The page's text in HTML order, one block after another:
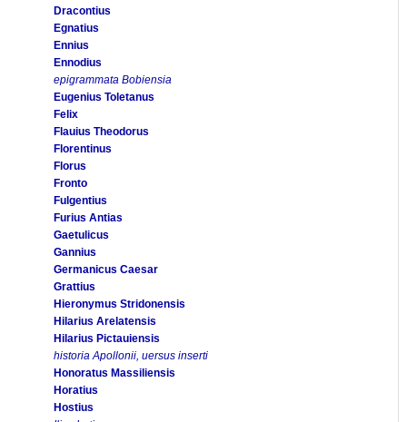
Dracontius
Egnatius
Ennius
Ennodius
epigrammata Bobiensia
Eugenius Toletanus
Felix
Flauius Theodorus
Florentinus
Florus
Fronto
Fulgentius
Furius Antias
Gaetulicus
Gannius
Germanicus Caesar
Grattius
Hieronymus Stridonensis
Hilarius Arelatensis
Hilarius Pictauiensis
historia Apollonii, uersus inserti
Honoratus Massiliensis
Horatius
Hostius